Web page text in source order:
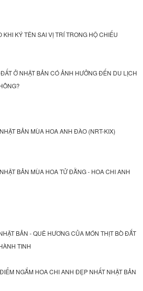
KHI KÝ TÊN SAI VỊ TRÍ TRONG HỘ CHIẾU
Ở NHẬT BẢN CÓ ẢNH HƯỞNG ĐẾN DU LỊCH
BẢN MÙA HOA ANH ĐÀO (NRT-KIX)
BẢN MÙA HOA TỬ ĐẰNG - HOA CHI ANH
BẢN - QUÊ HƯƠNG CỦA MÓN THỊT BÒ ĐẮT
TINH
NGẮM HOA CHI ANH ĐẸP NHẤT NHẬT BẢN